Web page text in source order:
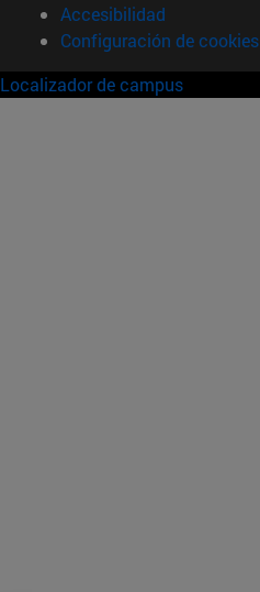
Accesibilidad
Configuración de cookies
Localizador de campus